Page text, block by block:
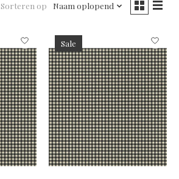
Sorteren op Naam oplopend
Sale